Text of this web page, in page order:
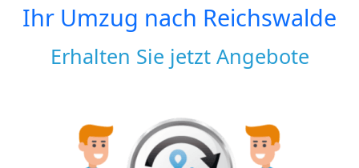
Ihr Umzug nach Reichswalde
Erhalten Sie jetzt Angebote